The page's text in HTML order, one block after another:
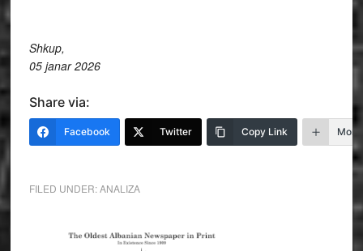
Shkup,
05 janar 2026
Share via:
Facebook Twitter Copy Link More
FILED UNDER:ANALIZA